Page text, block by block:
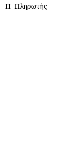
Π Πληρωτής